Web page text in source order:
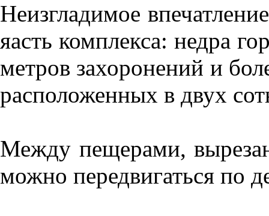
Неизгладимое
яасть комплекса: недра
метров захоронений и
расположенных в двух
Между пещерами,
можно передвигаться по